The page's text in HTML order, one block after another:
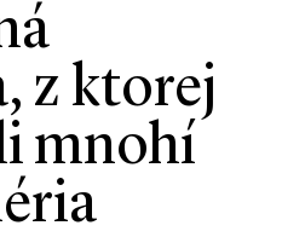
z ktorej
mnohí